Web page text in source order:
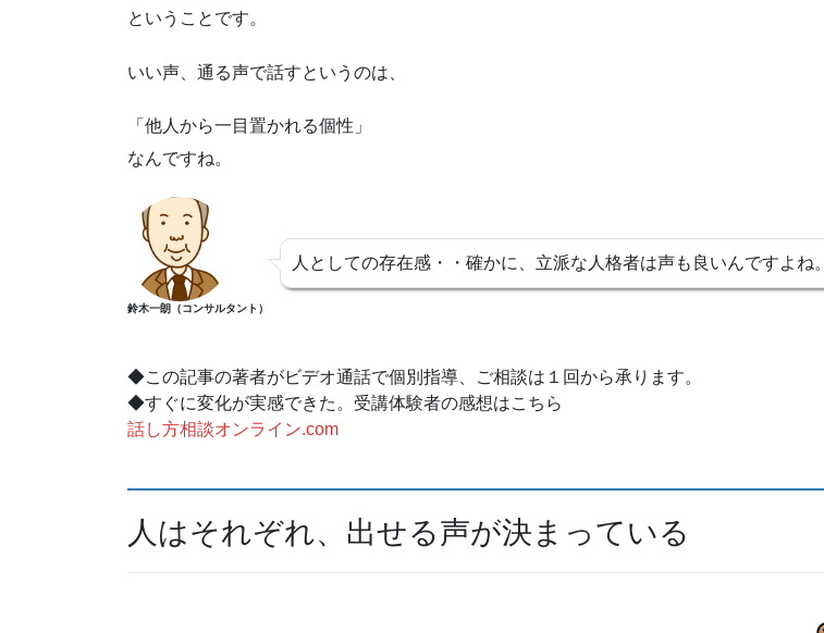
ということです。
いい声、通る声で話すというのは、
「他人から一目置かれる個性」
なんですね。
鈴木一朗（コンサルタント）
人としての存在感・・確かに、立派な人格者は声も良いんですよね。
◆この記事の著者がビデオ通話で個別指導、ご相談は１回から承ります。
◆すぐに変化が実感できた。受講体験者の感想はこちら
話し方相談オンライン.com
人はそれぞれ、出せる声が決まっている